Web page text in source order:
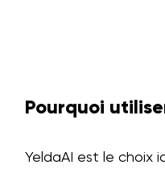
Pourquoi
YeldaAI est le choix